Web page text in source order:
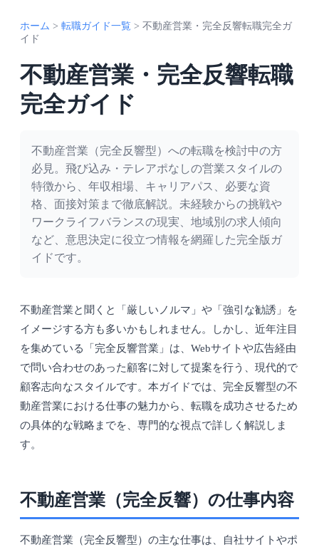
ホーム > 転職ガイド一覧 > 不動産営業・完全反響転職完全ガ
イド
不動産営業・完全反響転職
完全ガイド
不動産営業（完全反響型）への転職を検討中の方
必見。飛び込み・テレアポなしの営業スタイルの
特徴から、年収相場、キャリアパス、必要な資
格、面接対策まで徹底解説。未経験からの挑戦や
ワークライフバランスの現実、地域別の求人傾向
など、意思決定に役立つ情報を網羅した完全版ガ
イドです。
不動産営業と聞くと「厳しいノルマ」や「強引な勧誘」を
イメージする方も多いかもしれません。しかし、近年注目
を集めている「完全反響営業」は、Webサイトや広告経由
で問い合わせのあった顧客に対して提案を行う、現代的で
顧客志向なスタイルです。本ガイドでは、完全反響型の不
動産営業における仕事の魅力から、転職を成功させるため
の具体的な戦略までを、専門的な視点で詳しく解説しま
す。
不動産営業（完全反響）の仕事内容
不動産営業（完全反響型）の主な仕事は、自社サイトやポ